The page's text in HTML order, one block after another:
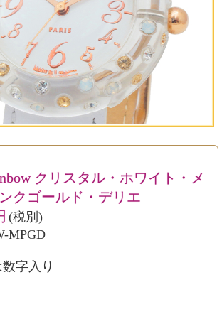
クリスタル・ホワイト・メ
クゴールド・デリエ
(税別)
MPGD
字入り